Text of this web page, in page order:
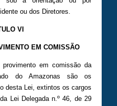
ou dos Diretores.
VI
EM COMISSÃO
em comissão da
do Amazonas são os
desta Lei, extintos os cargos
Lei Delegada n.º 46, de 29